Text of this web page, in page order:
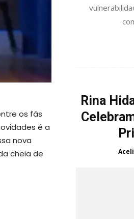
os fãs
é a
nova
cheia de
Rina